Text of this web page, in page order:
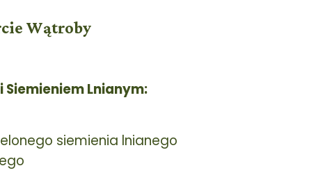
Wątroby
Siemieniem Lnianym:
siemienia lnianego